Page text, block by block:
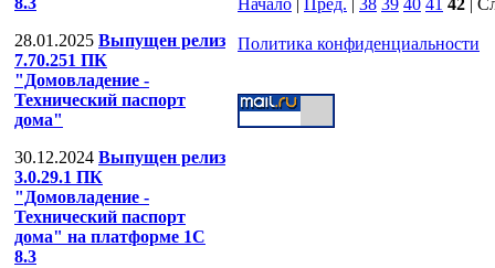
28.01.2025 Выпущен релиз
7.70.251 ПК
"Домовладение -
Технический паспорт
дома"
30.12.2024 Выпущен релиз
3.0.29.1 ПК
"Домовладение -
Технический паспорт
дома" на платформе 1С
8.3
Начало | Пред. | 38 39 40 41 42 |
Политика конфиденциальности